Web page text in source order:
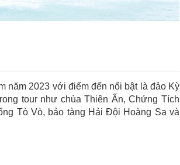
năm 2023 với điểm đến nổi bật là đảo Kỳ
tour như chùa Thiên Ấn, Chứng Tích
Tò Vò, bảo tàng Hải Đội Hoàng Sa và